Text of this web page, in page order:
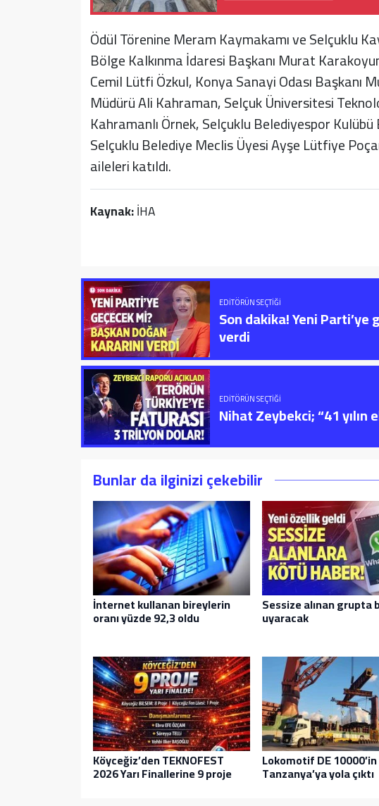
Ödül Törenine Meram Kaymakamı ve Selçuklu
Bölge Kalkınma İdaresi Başkanı Murat
Cemil Lütfi Özkul, Konya Sanayi Odası Başkanı
Müdürü Ali Kahraman, Selçuk Üniversitesi
Kahramanlı Örnek, Selçuklu Belediyespor
Selçuklu Belediye Meclis Üyesi Ayşe Lütfiye
aileleri katıldı.
Kaynak:İHA
EDITÖRÜN SEÇTIĞI
Son dakika! Yeni Parti’ye
verdi
EDITÖRÜN SEÇTIĞI
Nihat Zeybekci; “41
Bunlar da ilginizi çekebilir
İnternet kullanan bireylerin
oranı yüzde 92,3 oldu
Sessize alınan grupta
uyaracak
Köyceğiz’den TEKNOFEST
2026 Yarı Finallerine 9 proje
Lokomotif DE 10000’in
Tanzanya’ya yola çıktı